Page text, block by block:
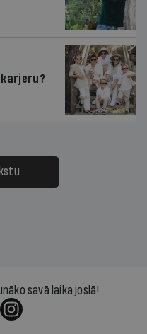
karjeru?
savā laika joslā!